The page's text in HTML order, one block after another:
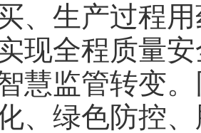
、生产过程
现全程质量
慧监管转变
、绿色防控